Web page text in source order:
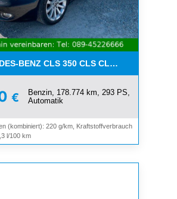
BENZ CLS 350 CLS CLS 350
€
Benzin, 178.774 km, 293 PS,
Automatik
(kombiniert): 220 g/km, Kraftstoffverbrauch
l/100 km